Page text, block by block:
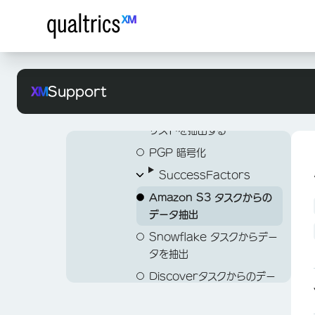
Support
ArcGIS タスクの更新
行履歴レポートの抽出
HubSpotタスクから連絡先
リストを抽出する
PGP 暗号化
SuccessFactors
SuccessFactors から
の従業員データ抽出タスク
OAuth 認証情報を使用し
た SuccessFactors タ
スクの設定
Amazon S3 タスクからの
データ抽出
Snowflake タスクからデー
タを抽出
Discoverタスクからのデー
み込み
SDS タスクへのロード
LOCATIONSディレクトリ
へのデータロード タスク